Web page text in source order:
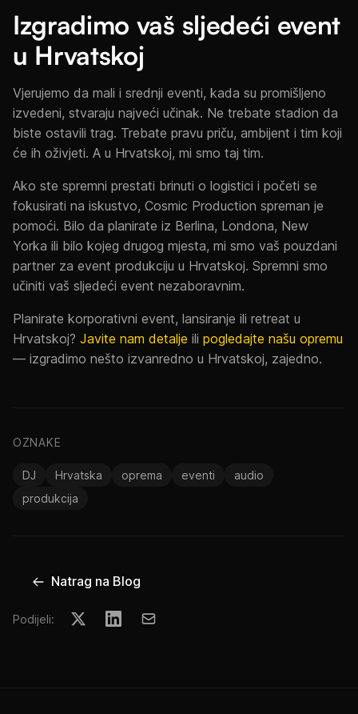
Izgradimo vaš sljedeći event
u Hrvatskoj
Vjerujemo da mali i srednji eventi, kada su promišljeno
izvedeni, stvaraju najveći učinak. Ne trebate stadion da
biste ostavili trag. Trebate pravu priču, ambijent i tim koji
će ih oživjeti. A u Hrvatskoj, mi smo taj tim.
Ako ste spremni prestati brinuti o logistici i početi se
fokusirati na iskustvo, Cosmic Production spreman je
pomoći. Bilo da planirate iz Berlina, Londona, New
Yorka ili bilo kojeg drugog mjesta, mi smo vaš pouzdani
partner za event produkciju u Hrvatskoj. Spremni smo
učiniti vaš sljedeći event nezaboravnim.
Planirate korporativni event, lansiranje ili retreat u
Hrvatskoj? Javite nam detalje ili pogledajte našu opremu
— izgradimo nešto izvanredno u Hrvatskoj, zajedno.
OZNAKE
DJ Hrvatska oprema eventi
audio
produkcija
Natrag na Blog
Podijeli: